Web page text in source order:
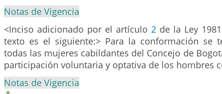
Notas de Vigencia
<Inciso adicionado por el artículo 2 de la Ley
texto es el siguiente:> Para la conformación se
todas las mujeres cabildantes del Concejo de
participación voluntaria y optativa de los hombres
Notas de Vigencia